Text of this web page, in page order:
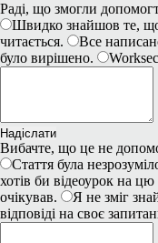
Раді, що змогли
Швидко знайшов те, що
читається.
Все
було вирішено.
Надіслати
Вибачте, що це не
Стаття була
хотів би відеоурок на цю
очікував.
Я не зміг
відповіді на своє